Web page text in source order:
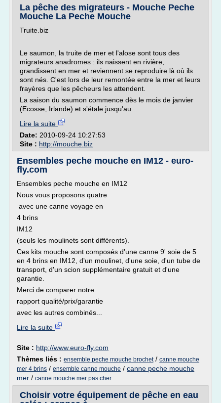
La pêche des migrateurs - Mouche Peche
Mouche La Peche Mouche
Truite.biz
Le saumon, la truite de mer et l'alose sont tous des
migrateurs anadromes : ils naissent en rivière,
grandissent en mer et reviennent se reproduire là où ils
sont nés. C'est lors de leur remontée entre la mer et leurs
frayères que les pêcheurs les attendent.
La saison du saumon commence dès le mois de janvier
(Ecosse, Irlande) et s'étale jusqu'au...
Lire la suite
Date: 2010-09-24 10:27:53
Site : http://mouche.biz
Ensembles peche mouche en IM12 - euro-
fly.com
Ensembles peche mouche en IM12
Nous vous proposons quatre
avec une canne voyage en
4 brins
IM12
(seuls les moulinets sont différents).
Ces kits mouche sont composés d'une canne 9' soie de 5
en 4 brins en IM12, d'un moulinet, d'une soie, d'un tube de
transport, d'un scion supplémentaire gratuit et d'une
garantie.
Merci de comparer notre
rapport qualité/prix/garantie
avec les autres combinés...
Lire la suite
Site : http://www.euro-fly.com
Thèmes liés : ensemble peche mouche brochet/ canne mouche
mer 4 brins / ensemble canne mouche / canne peche mouche
mer / canne mouche mer pas cher
Choisir votre équipement de pêche en eau